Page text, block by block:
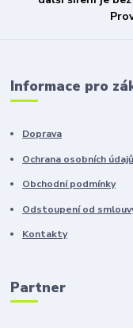
Informace pro
Doprava
Ochrana osobních údajů
Obchodní podmínky
Odstoupení od
Kontakty
Partner